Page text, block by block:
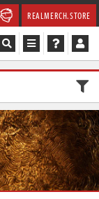
REALMERCH.STORE